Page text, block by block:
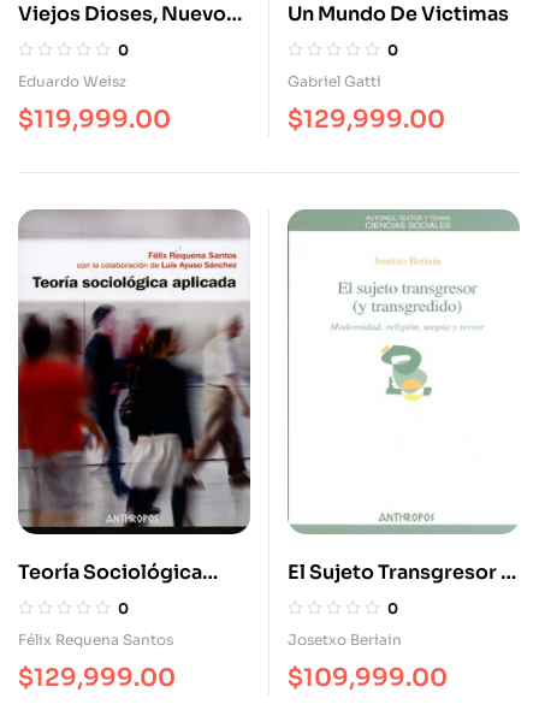
Viejos Dioses, Nuevos
Dioses. Política Y
Religión A Partir De
0
Eduardo Weisz
$119,999.00
Un Mundo De Victimas
0
Gabriel Gatti
$129,999.00
Teoría Sociológica
Aplicada
0
Félix Requena Santos
$129,999.00
El Sujeto Transgresor (Y
Transgredido).
Modernidad Religión
Utopía Y Terror
0
Josetxo Beriain
$109,999.00